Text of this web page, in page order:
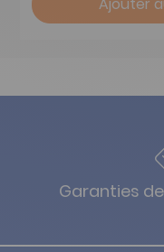
Ajouter
Garanties